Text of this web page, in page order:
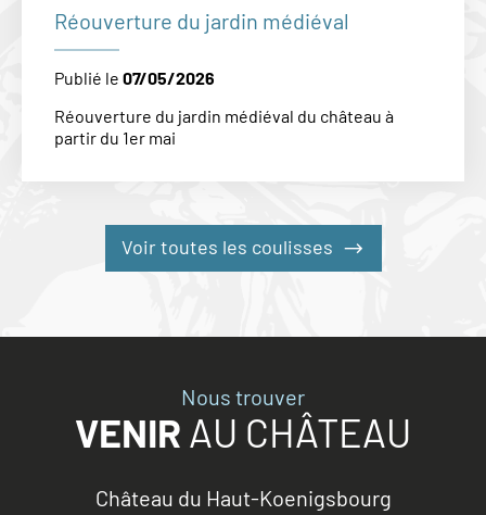
Réouverture du jardin médiéval
Publié le 07/05/2026
Réouverture du jardin médiéval du château à
partir du 1er mai
Voir toutes les coulisses
Nous trouver
VENIR AU CHÂTEAU
Château du Haut-Koenigsbourg